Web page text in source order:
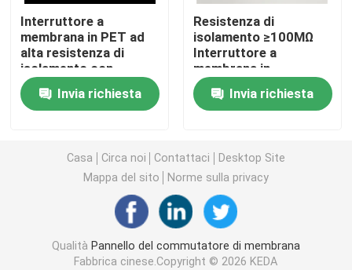
Commutatore di membrana di FPC
Commutatore di membrana del LED
Commutatore di membrana della lampadina
Commutatore di membrana del PWB
Pannello interruttori in acrilico
Tastiere della gomma di silicone
Interruttore a
membrana in PET ad
alta resistenza di
isolamento con
stampa opaca e
stampa digitale senza
LED o
Invia richiesta
Resistenza di
isolamento ≥100MΩ
Interruttore a
membrana in
poliestere
opaco/lucido per
applicazioni industriali
Invia richiesta
Casa Circa noi Contattaci
Desktop Site
Mappa del sito
Norme sulla privacy
Qualità Pannello del commutatore di membrana
Fabbrica cinese.Copyright © 2026 KEDA